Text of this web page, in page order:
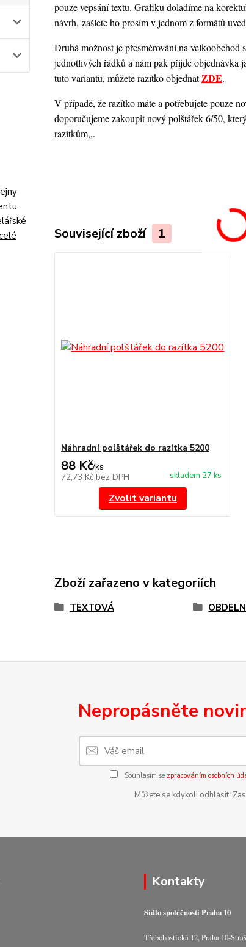
pouze vepsání textu. Grafiku doladíme na
návrh, zašlete ho prosím v jednom z formátů
Druhá možnost je přesměrování na
jednotlivých řádků a nám pak přijde objednávka
tuto variantu, můžete razítko objednatZDE.
V případě, že razítko máte a potřebujete pouze
doporučujeme zakoupit nový polštářek 6/50,
razítkům,,.
Související zboží 1
Náhradní polštářek do razítka 5200
88 Kč/ks
72,73 Kč bez DPH skladem 27 ks
Zvolit variantu
Zboží zařazeno v kategoriích
TEXTOVÁ
Nepropásněte
Souhlasím se zpracováním osobních
Můžete se kdykoli odhlásit.
Kontakty
Sídlo společnosti Praha 10
Třebohostická 12, Praha 10-